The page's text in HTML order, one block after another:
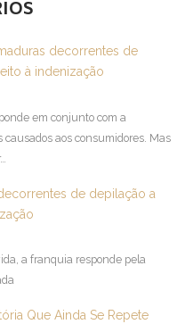
decorrentes de
à indenização
em conjunto com a
aos consumidores. Mas
de depilação a
a franquia responde pela
Que Ainda Se Repete